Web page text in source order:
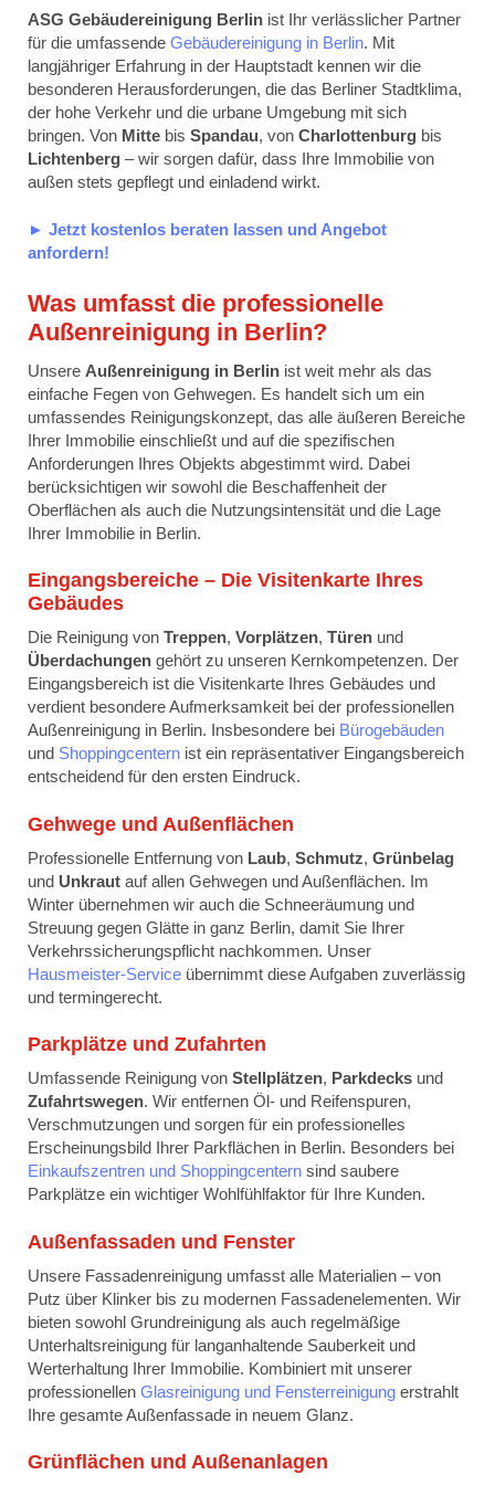
ASG Gebäudereinigung Berlin ist Ihr verlässlicher Partner
für die umfassende Gebäudereinigung in Berlin. Mit
langjähriger Erfahrung in der Hauptstadt kennen wir die
besonderen Herausforderungen, die das Berliner Stadtklima,
der hohe Verkehr und die urbane Umgebung mit sich
bringen. Von Mitte bis Spandau, von Charlottenburg bis
Lichtenberg – wir sorgen dafür, dass Ihre Immobilie von
außen stets gepflegt und einladend wirkt.
► Jetzt kostenlos beraten lassen und Angebot
anfordern!
Was umfasst die professionelle
Außenreinigung in Berlin?
Unsere Außenreinigung in Berlin ist weit mehr als das
einfache Fegen von Gehwegen. Es handelt sich um ein
umfassendes Reinigungskonzept, das alle äußeren Bereiche
Ihrer Immobilie einschließt und auf die spezifischen
Anforderungen Ihres Objekts abgestimmt wird. Dabei
berücksichtigen wir sowohl die Beschaffenheit der
Oberflächen als auch die Nutzungsintensität und die Lage
Ihrer Immobilie in Berlin.
Eingangsbereiche – Die Visitenkarte Ihres
Gebäudes
Die Reinigung von Treppen, Vorplätzen, Türen und
Überdachungen gehört zu unseren Kernkompetenzen. Der
Eingangsbereich ist die Visitenkarte Ihres Gebäudes und
verdient besondere Aufmerksamkeit bei der professionellen
Außenreinigung in Berlin. Insbesondere bei Bürogebäuden
und Shoppingcentern ist ein repräsentativer Eingangsbereich
entscheidend für den ersten Eindruck.
Gehwege und Außenflächen
Professionelle Entfernung von Laub, Schmutz, Grünbelag
und Unkraut auf allen Gehwegen und Außenflächen. Im
Winter übernehmen wir auch die Schneeräumung und
Streuung gegen Glätte in ganz Berlin, damit Sie Ihrer
Verkehrssicherungspflicht nachkommen. Unser
Hausmeister-Service übernimmt diese Aufgaben zuverlässig
und termingerecht.
Parkplätze und Zufahrten
Umfassende Reinigung von Stellplätzen, Parkdecks und
Zufahrtswegen. Wir entfernen Öl- und Reifenspuren,
Verschmutzungen und sorgen für ein professionelles
Erscheinungsbild Ihrer Parkflächen in Berlin. Besonders bei
Einkaufszentren und Shoppingcentern sind saubere
Parkplätze ein wichtiger Wohlfühlfaktor für Ihre Kunden.
Außenfassaden und Fenster
Unsere Fassadenreinigung umfasst alle Materialien – von
Putz über Klinker bis zu modernen Fassadenelementen. Wir
bieten sowohl Grundreinigung als auch regelmäßige
Unterhaltsreinigung für langanhaltende Sauberkeit und
Werterhaltung Ihrer Immobilie. Kombiniert mit unserer
professionellen Glasreinigung und Fensterreinigung erstrahlt
Ihre gesamte Außenfassade in neuem Glanz.
Grünflächen und Außenanlagen